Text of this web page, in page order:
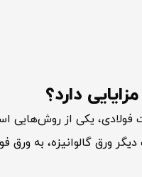
پاک کردندارد؟
فولادی، یکی از روش‌هایی
ورق گالوانیزه، به ورق